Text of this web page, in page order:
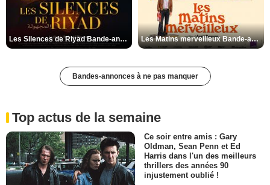
Les Silences de Riyad Bande-annonce VO STFR Les Matins merveilleux Bande-annonce VF
Bandes-annonces à ne pas manquer
Top actus de la semaine
Ce soir entre amis : Gary
Oldman, Sean Penn et Ed
Harris dans l'un des meilleurs
thrillers des années 90
injustement oublié !